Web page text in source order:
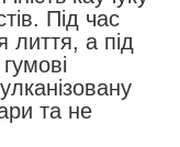
Під час
лиття, а під
та не